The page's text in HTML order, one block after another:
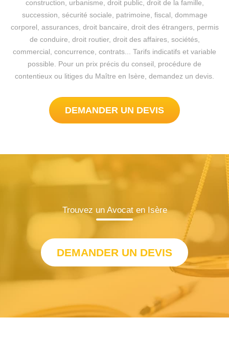
construction, urbanisme, droit public, droit de la famille,
succession, sécurité sociale, patrimoine, fiscal, dommage
corporel, assurances, droit bancaire, droit des étrangers, permis
de conduire, droit routier, droit des affaires, sociétés,
commercial, concurrence, contrats... Tarifs indicatifs et variable
possible. Pour un prix précis du conseil, procédure de
contentieux ou litiges du Maître en Isère, demandez un devis.
DEMANDER UN DEVIS
Trouvez un Avocat en Isère
DEMANDER UN DEVIS